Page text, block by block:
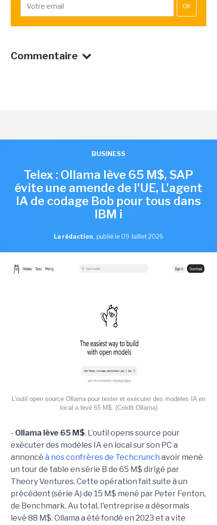
OK
Commentaire
BUSINESS
Telex : Ollama lève 65 M$, SAP
évite une amende de l'UE, L'agent
IA de codage Bob pour tous dans
IBM i
La rédaction , publié le 09 Juillet 2026
L'outil open source Ollama pour tester et exécuter des modèles IA en
local a levé 65 M$. (Crédit Ollama)
- Ollama lève 65 M$. L’outil opens source pour
exécuter des modèles IA en local sur son PC a
annoncé à nos confrères de Techcrunch avoir mené
un tour de table en série B de 65 M$ dirigé par
Theory Ventures. Cette opération fait suite à un
précédent (série A) de 15 M$ mené par Peter Fenton,
de Benchmark. Au total, l'entreprise a désormais
levé 88 M$. Ollama a été fondé en 2023 et a vite